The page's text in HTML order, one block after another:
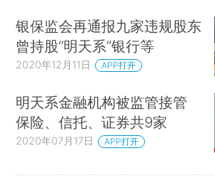
银保监会再通报九家违规股东
曾持股“明天系”银行等
2020年12月11日 APP打开
明天系金融机构被监管接管
保险、信托、证券共9家
2020年07月17日 APP打开